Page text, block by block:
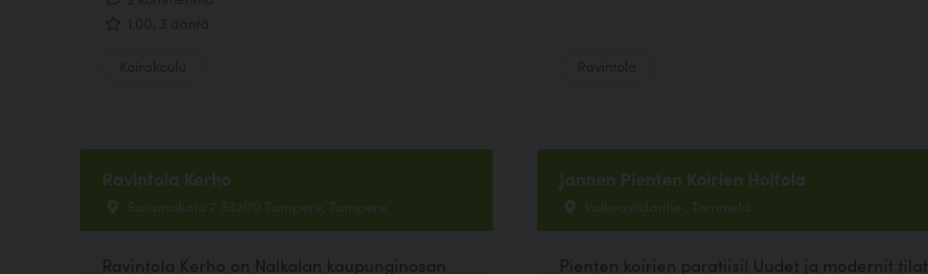
Ravintola Kerho
Satamakatu 7 33200 Tampere, Tampere
Ravintola Kerho on Nalkalan kaupunginosan
Jannen Pienten Koirien Hoitola
Valkeaviidantie , Tammela
Pienten koirien paratiisi! Uudet ja modernit tilat